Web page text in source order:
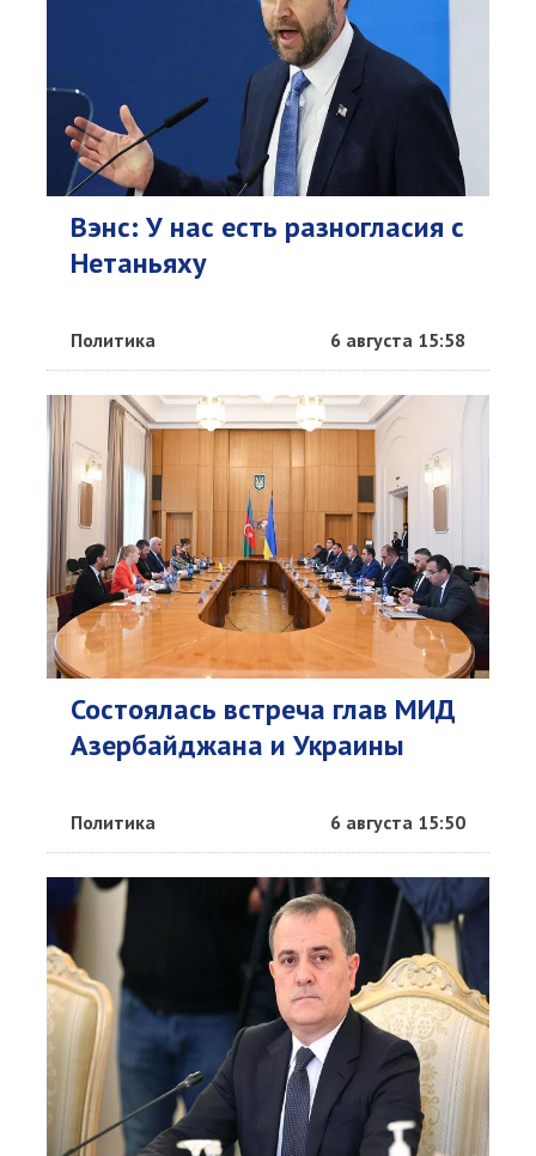
Вэнс: У нас есть разногласия с
Нетаньяху
Политика 6 августа 15:58
Состоялась встреча глав МИД
Азербайджана и Украины
Политика 6 августа 15:50